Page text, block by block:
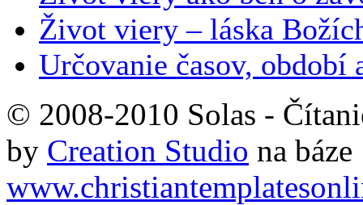
Život viery – láska
Určovanie časov, období
© 2008-2010 Solas -
by Creation Studio na báze